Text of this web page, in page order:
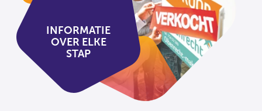
INFORMATIE
OVER ELKE
STAP